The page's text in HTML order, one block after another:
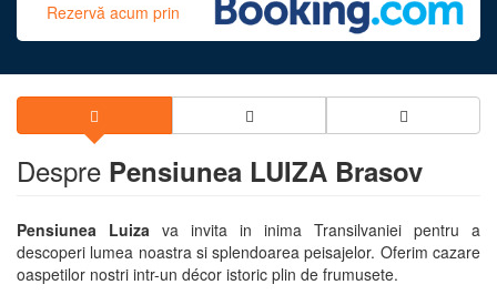
Rezervă acum prin
Despre Pensiunea LUIZA Brasov
Pensiunea Luiza va invita in inima Transilvaniei pentru a
descoperi lumea noastra si splendoarea peisajelor. Oferim cazare
oaspetilor nostri intr-un décor istoric plin de frumusete.